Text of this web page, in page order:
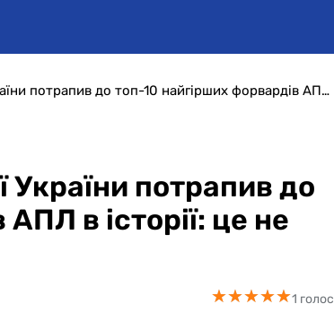
Культовий нападник збірної України потрапив до топ-10 найгірших форвардів АПЛ в історії: це не Шевченко
України потрапив до
в історії: це не
★★★★★
★★★★★1 голос